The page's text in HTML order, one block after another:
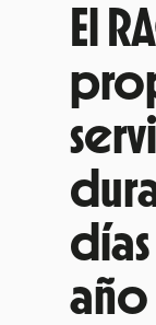
El
año